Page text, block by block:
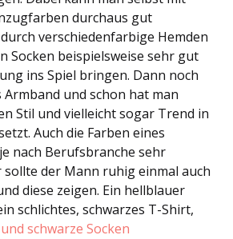
durchaus gut
verschiedenfarbige Hemden
Socken beispielsweise sehr gut
ins Spiel bringen. Dann noch
und schon hat man
Stil und vielleicht sogar Trend in
Auch die Farben eines
nach Berufsbranche sehr
der Mann ruhig einmal auch
diese zeigen. Ein hellblauer
schlichtes, schwarzes T-Shirt,
schwarze Socken